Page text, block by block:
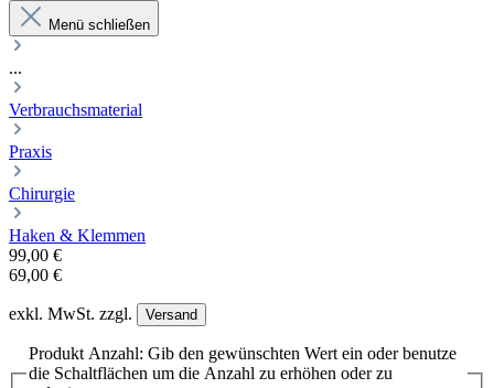
Menü schließen
...
Verbrauchsmaterial
Praxis
Chirurgie
Haken & Klemmen
99,00 €
69,00 €
exkl. MwSt. zzgl. Versand
Produkt Anzahl: Gib den gewünschten Wert ein oder benutze
die Schaltflächen um die Anzahl zu erhöhen oder zu